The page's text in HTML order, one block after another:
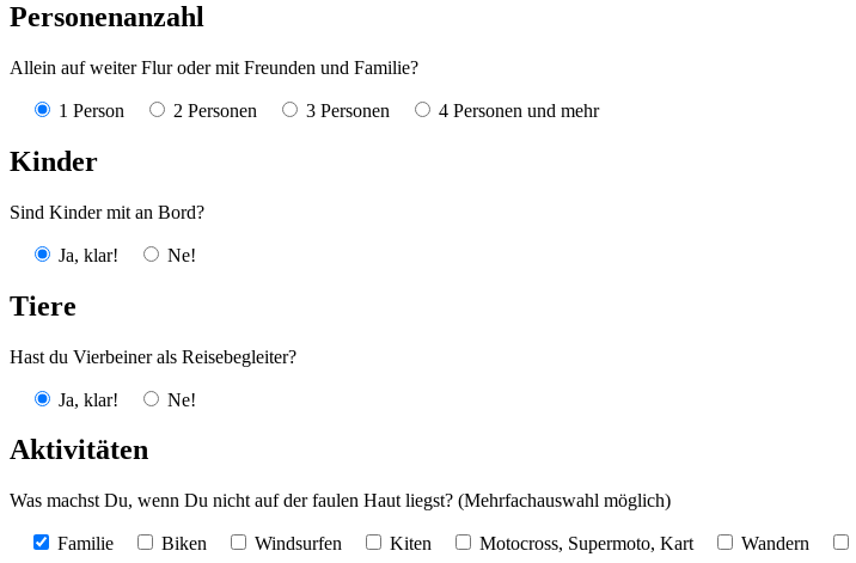
Personenanzahl
Allein auf weiter Flur oder mit Freunden und Familie?
1 Person 2 Personen 3 Personen 4 Personen und mehr
Kinder
Sind Kinder mit an Bord?
Ja, klar! Ne!
Tiere
Hast du Vierbeiner als Reisebegleiter?
Ja, klar! Ne!
Aktivitäten
Was machst Du, wenn Du nicht auf der faulen Haut liegst? (Mehrfachauswahl möglich)
Familie Biken Windsurfen Kiten Motocross, Supermoto, Kart Wandern